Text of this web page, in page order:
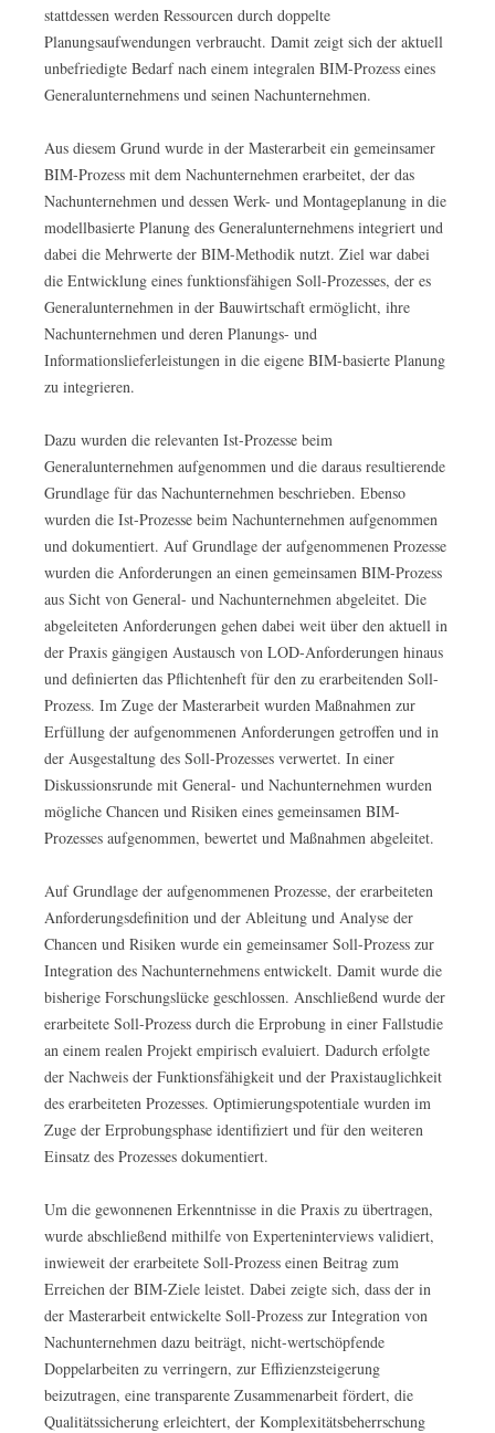
stattdessen werden Ressourcen durch doppelte
Planungsaufwendungen verbraucht. Damit zeigt sich der aktuell
unbefriedigte Bedarf nach einem integralen BIM-Prozess eines
Generalunternehmens und seinen Nachunternehmen.
Aus diesem Grund wurde in der Masterarbeit ein gemeinsamer
BIM-Prozess mit dem Nachunternehmen erarbeitet, der das
Nachunternehmen und dessen Werk- und Montageplanung in die
modellbasierte Planung des Generalunternehmens integriert und
dabei die Mehrwerte der BIM-Methodik nutzt. Ziel war dabei
die Entwicklung eines funktionsfähigen Soll-Prozesses, der es
Generalunternehmen in der Bauwirtschaft ermöglicht, ihre
Nachunternehmen und deren Planungs- und
Informationslieferleistungen in die eigene BIM-basierte Planung
zu integrieren.
Dazu wurden die relevanten Ist-Prozesse beim
Generalunternehmen aufgenommen und die daraus resultierende
Grundlage für das Nachunternehmen beschrieben. Ebenso
wurden die Ist-Prozesse beim Nachunternehmen aufgenommen
und dokumentiert. Auf Grundlage der aufgenommenen Prozesse
wurden die Anforderungen an einen gemeinsamen BIM-Prozess
aus Sicht von General- und Nachunternehmen abgeleitet. Die
abgeleiteten Anforderungen gehen dabei weit über den aktuell in
der Praxis gängigen Austausch von LOD-Anforderungen hinaus
und definierten das Pflichtenheft für den zu erarbeitenden Soll-
Prozess. Im Zuge der Masterarbeit wurden Maßnahmen zur
Erfüllung der aufgenommenen Anforderungen getroffen und in
der Ausgestaltung des Soll-Prozesses verwertet. In einer
Diskussionsrunde mit General- und Nachunternehmen wurden
mögliche Chancen und Risiken eines gemeinsamen BIM-
Prozesses aufgenommen, bewertet und Maßnahmen abgeleitet.
Auf Grundlage der aufgenommenen Prozesse, der erarbeiteten
Anforderungsdefinition und der Ableitung und Analyse der
Chancen und Risiken wurde ein gemeinsamer Soll-Prozess zur
Integration des Nachunternehmens entwickelt. Damit wurde die
bisherige Forschungslücke geschlossen. Anschließend wurde der
erarbeitete Soll-Prozess durch die Erprobung in einer Fallstudie
an einem realen Projekt empirisch evaluiert. Dadurch erfolgte
der Nachweis der Funktionsfähigkeit und der Praxistauglichkeit
des erarbeiteten Prozesses. Optimierungspotentiale wurden im
Zuge der Erprobungsphase identifiziert und für den weiteren
Einsatz des Prozesses dokumentiert.
Um die gewonnenen Erkenntnisse in die Praxis zu übertragen,
wurde abschließend mithilfe von Experteninterviews validiert,
inwieweit der erarbeitete Soll-Prozess einen Beitrag zum
Erreichen der BIM-Ziele leistet. Dabei zeigte sich, dass der in
der Masterarbeit entwickelte Soll-Prozess zur Integration von
Nachunternehmen dazu beiträgt, nicht-wertschöpfende
Doppelarbeiten zu verringern, zur Effizienzsteigerung
beizutragen, eine transparente Zusammenarbeit fördert, die
Qualitätssicherung erleichtert, der Komplexitätsbeherrschung